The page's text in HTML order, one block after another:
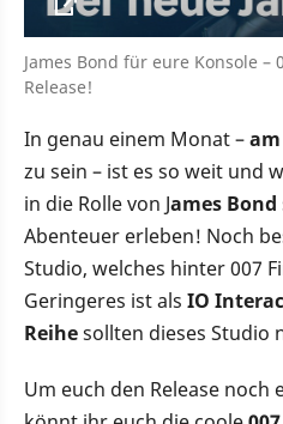
James Bond für eure Konsole
Release!
In genau einem Monat –am
zu sein – ist es so weit und
in die Rolle von James Bond
Abenteuer erleben! Noch
Studio, welches hinter 007
Geringeres ist als IO
Reihesollten dieses Studio
Um euch den Release noch